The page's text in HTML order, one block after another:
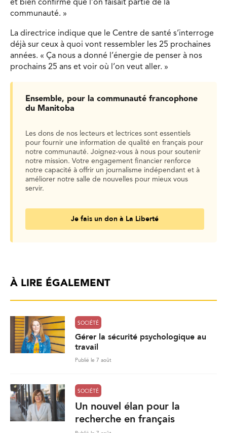
et bien confirmé que l’on faisait partie de la
communauté. »
La directrice indique que le Centre de santé s’interroge
déjà sur ceux à quoi vont ressembler les 25 prochaines
années. « Ça nous a donné l’énergie de penser à nos
prochains 25 ans et voir où l’on veut aller. »
Ensemble, pour la communauté francophone
du Manitoba
Les dons de nos lecteurs et lectrices sont essentiels
pour fournir une information de qualité en français pour
notre communauté. Joignez-vous à nous pour soutenir
notre mission. Votre engagement financier renforce
notre capacité à offrir un journalisme indépendant et à
améliorer notre salle de nouvelles pour mieux vous
servir.
Je fais un don à La Liberté
À LIRE ÉGALEMENT
SOCIÉTÉ
Gérer la sécurité psychologique au
travail
Publié le 7 août
SOCIÉTÉ
Un nouvel élan pour la
recherche en français